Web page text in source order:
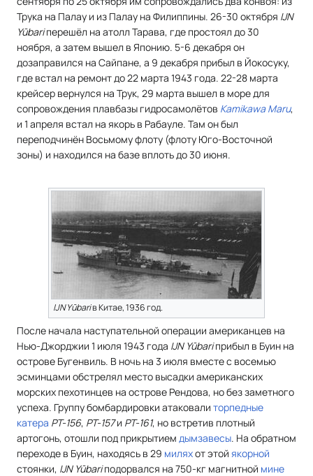
Трука на Палау и из Палау на Филиппины. 26-30 октября IJN
Yūbariперешёл на атолл Тарава, где простоял до 30
ноября, а затем вышел в Японию. 5-6 декабря он
дозаправился на Сайпане, а 9 декабря прибыл в Йокосуку,
где встал на ремонт до 22 марта 1943 года. 22-28 марта
крейсер вернулся на Трук, 29 марта вышел в море для
сопровождения плавбазы гидросамолётов Kamikawa Maru,
и 1 апреля встал на якорь в Рабауле. Там он был
переподчинён Восьмому флоту (флоту Юго-Восточной
зоны) и находился на базе вплоть до 30 июня.
IJN Yūbariв Китае, 1936 год.
После начала наступательной операции американцев на
Нью-Джорджии 1 июля 1943 года IJN Yūbariприбыл в Буин на
острове Бугенвиль. В ночь на 3 июля вместе с восемью
эсминцами обстрелял место высадки американских
морских пехотинцев на острове Рендова, но без заметного
успеха. Группу бомбардировки атаковали торпедные
катера РТ-156, РТ-157и РТ-161, но встретив плотный
артогонь, отошли под прикрытием дымзавесы. На обратном
переходе в Буин, находясь в 29 миляхот этой якорной
стоянки, IJN Yūbariподорвался на 750-кг магнитной мине